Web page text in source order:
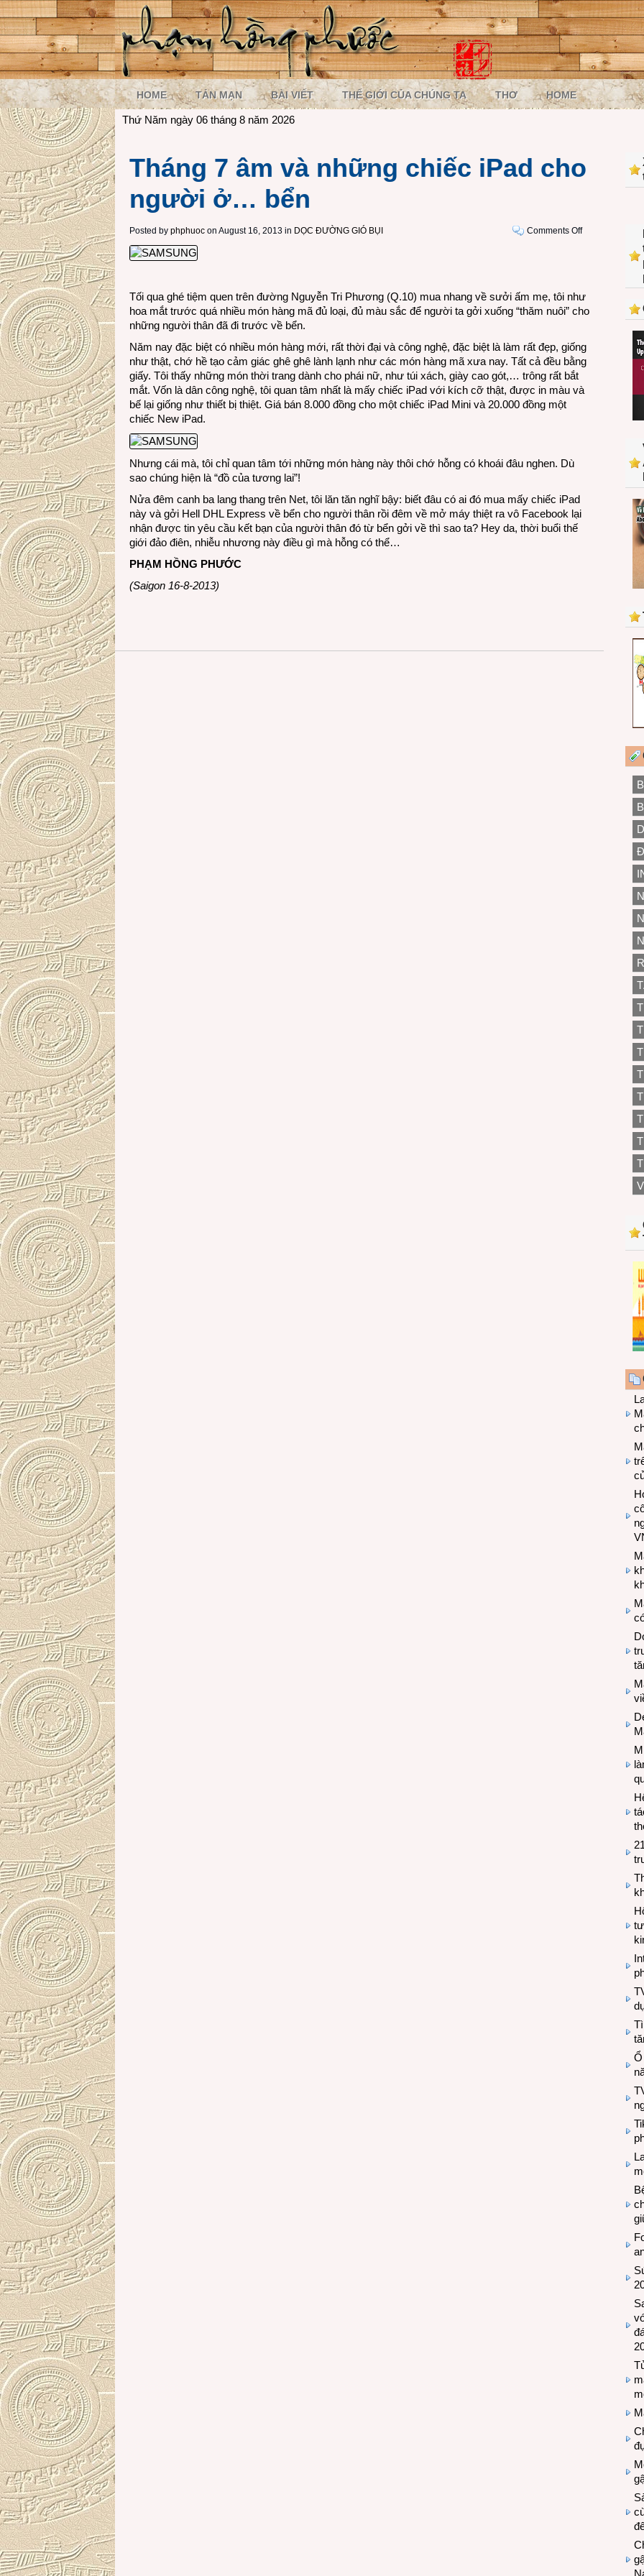
HOME TẢN MẠN BÀI VIẾT THẾ GIỚI CỦA CHÚNG TA THƠ HOME
Thứ Năm ngày 06 tháng 8 năm 2026
Tháng 7 âm và những chiếc iPad cho
người ở… bển
Posted by phphuoc on August 16, 2013 in DỌC ĐƯỜNG GIÓ BỤI Comments Offon
những
chiếc
cho
người
bển
Tối qua ghé tiệm quen trên đường Nguyễn Tri Phương (Q.10) mua nhang về sưởi ấm mẹ, tôi như
hoa mắt trước quá nhiều món hàng mã đủ loại, đủ màu sắc để người ta gởi xuống “thăm nuôi” cho
những người thân đã đi trước về bển.
Năm nay đặc biệt có nhiều món hàng mới, rất thời đại và công nghệ, đặc biệt là làm rất đẹp, giống
như thật, chớ hề tạo cảm giác ghê ghê lành lạnh như các món hàng mã xưa nay. Tất cả đều bằng
giấy. Tôi thấy những món thời trang dành cho phái nữ, như túi xách, giày cao gót,… trông rất bắt
mắt. Vốn là dân công nghệ, tôi quan tâm nhất là mấy chiếc iPad với kích cỡ thật, được in màu và
bế lại giống như thiết bị thiệt. Giá bán 8.000 đồng cho một chiếc iPad Mini và 20.000 đồng một
chiếc New iPad.
Nhưng cái mà, tôi chỉ quan tâm tới những món hàng này thôi chớ hỗng có khoái đâu nghen. Dù
sao chúng hiện là “đồ của tương lai”!
Nửa đêm canh ba lang thang trên Net, tôi lăn tăn nghĩ bậy: biết đâu có ai đó mua mấy chiếc iPad
này và gởi Hell DHL Express về bển cho người thân rồi đêm về mở máy thiệt ra vô Facebook lại
nhận được tin yêu cầu kết bạn của người thân đó từ bển gởi về thì sao ta? Hey da, thời buổi thế
giới đảo điên, nhiễu nhương này điều gì mà hỗng có thể…
PHẠM HỒNG PHƯỚC
(Saigon 16-8-2013)